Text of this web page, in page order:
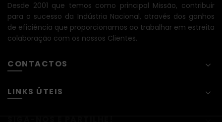
Desde 2001 que temos como principal Missão, contribuir
para o sucesso da Indústria Nacional, através dos ganhos
de eficiência que proporcionamos ao trabalhar em estreita
colaboração com os nossos Clientes.
CONTACTOS
LINKS ÚTEIS